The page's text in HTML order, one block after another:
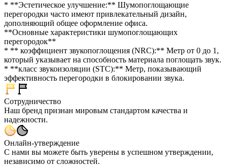
* **Эстетическое улучшение:** Шумопоглощающие
перегородки часто имеют привлекательный дизайн,
дополняющий общее оформление офиса.
**Основные характеристики шумопоглощающих
перегородок**
* ** коэффициент звукопоглощения (NRC):** Метр от 0 до 1,
который указывает на способность материала поглощать звук.
* **класс звукоизоляции (STC):** Метр, показывающий
эффективность перегородки в блокировании звука.
Сотрудничество
Наш бренд признан мировым стандартом качества и
надежности.
Онлайн-утверждение
С нами вы можете быть уверены в успешном утверждении,
независимо от сложностей.